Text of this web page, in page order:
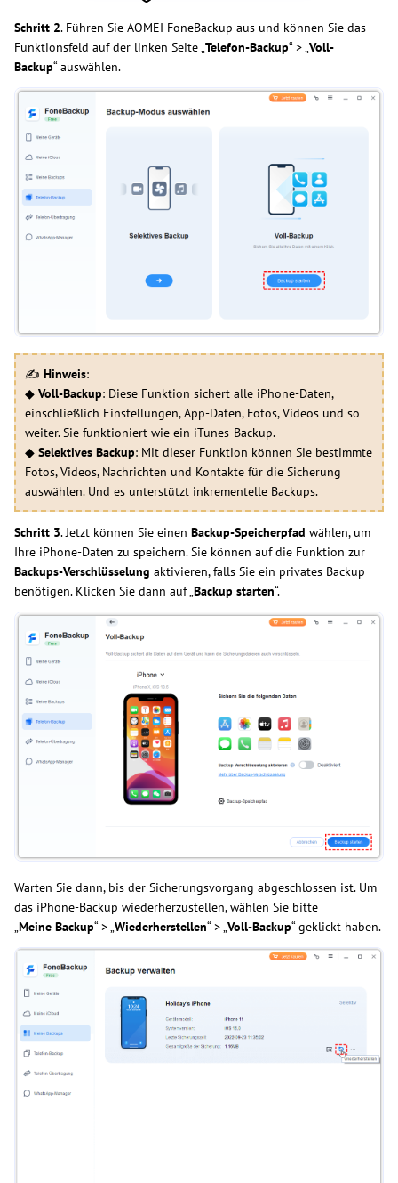
Schritt 2. Führen Sie AOMEI FoneBackup aus und können Sie das
Funktionsfeld auf der linken Seite „Telefon-Backup“ > „Voll-
Backup“ auswählen.
✍ Hinweis:
◆ Voll-Backup: Diese Funktion sichert alle iPhone-Daten,
einschließlich Einstellungen, App-Daten, Fotos, Videos und so
weiter. Sie funktioniert wie ein iTunes-Backup.
◆ Selektives Backup: Mit dieser Funktion können Sie bestimmte
Fotos, Videos, Nachrichten und Kontakte für die Sicherung
auswählen. Und es unterstützt inkrementelle Backups.
Schritt 3. Jetzt können Sie einen Backup-Speicherpfad wählen, um
Ihre iPhone-Daten zu speichern. Sie können auf die Funktion zur
Backups-Verschlüsselung aktivieren, falls Sie ein privates Backup
benötigen. Klicken Sie dann auf „Backup starten“.
Warten Sie dann, bis der Sicherungsvorgang abgeschlossen ist. Um
das iPhone-Backup wiederherzustellen, wählen Sie bitte
Meine Backup“ > „ Wiederherstellen“ > „ Voll-Backup“ geklickt haben.